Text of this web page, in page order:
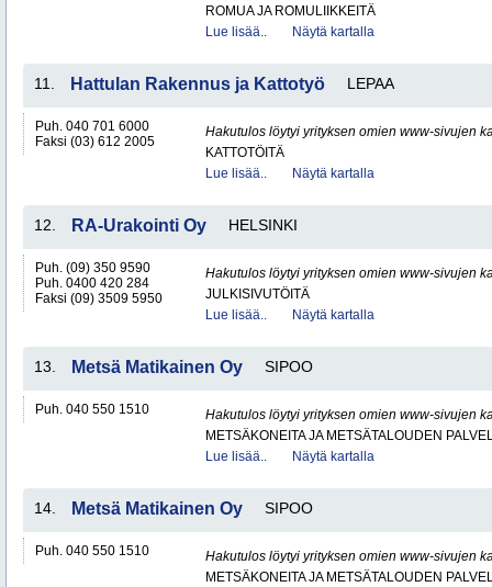
ROMUA JA ROMULIIKKEITÄ
Lue lisää..
Näytä kartalla
11. Hattulan Rakennus ja Kattotyö LEPAA
Puh. 040 701 6000
Faksi (03) 612 2005
Hakutulos löytyi yrityksen omien www-sivujen
KATTOTÖITÄ
Lue lisää..
Näytä kartalla
12. RA-Urakointi Oy HELSINKI
Puh. (09) 350 9590
Puh. 0400 420 284
Faksi (09) 3509 5950
Hakutulos löytyi yrityksen omien www-sivujen
JULKISIVUTÖITÄ
Lue lisää..
Näytä kartalla
13. Metsä Matikainen Oy SIPOO
Puh. 040 550 1510
Hakutulos löytyi yrityksen omien www-sivujen
METSÄKONEITA JA METSÄTALOUDEN
Lue lisää..
Näytä kartalla
14. Metsä Matikainen Oy SIPOO
Puh. 040 550 1510
Hakutulos löytyi yrityksen omien www-sivujen
METSÄKONEITA JA METSÄTALOUDEN